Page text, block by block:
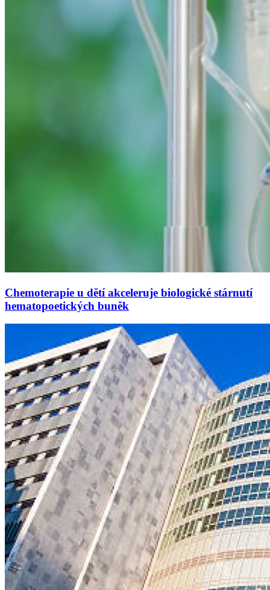
Chemoterapie u dětí akceleruje biologické stárnutí
hematopoetických buněk